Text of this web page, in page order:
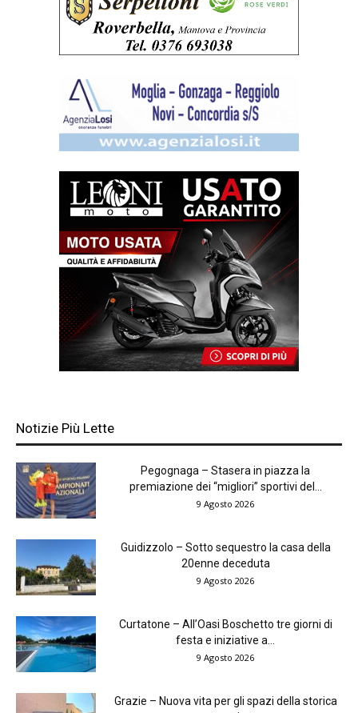
Notizie Più Lette
Pegognaga – Stasera in piazza la
premiazione dei “migliori” sportivi del...
9 Agosto 2026
Guidizzolo – Sotto sequestro la casa della
20enne deceduta
9 Agosto 2026
Curtatone – All’Oasi Boschetto tre giorni di
festa e iniziative a...
9 Agosto 2026
Grazie – Nuova vita per gli spazi della storica